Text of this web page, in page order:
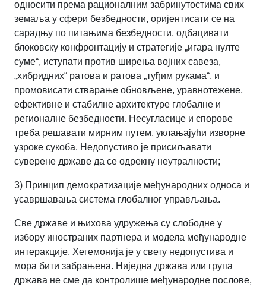
односити према рационалним забринутостима свих
земаља у сфери безбедности, оријентисати се на
сарадњу по питањима безбедности, одбацивати
блоковску конфронтацију и стратегије „игара нулте
суме“, иступати против ширења војних савеза,
„хибридних“ ратова и ратова „туђим рукама“, и
промовисати стварање обновљене, уравнотежене,
ефективне и стабилне архитектуре глобалне и
регионалне безбедности. Несугласице и спорове
треба решавати мирним путем, уклањајући изворне
узроке сукоба. Недопустиво је присиљавати
суверене државе да се одрекну неутралности;
3) Принцип демократизације међународних односа и
усавршавања система глобалног управљања.
Све државе и њихова удружења су слободне у
избору иностраних партнера и модела међународне
интеракције. Хегемонија је у свету недопустива и
мора бити забрањена. Ниједна држава или група
држава не сме да контролише међународне послове,